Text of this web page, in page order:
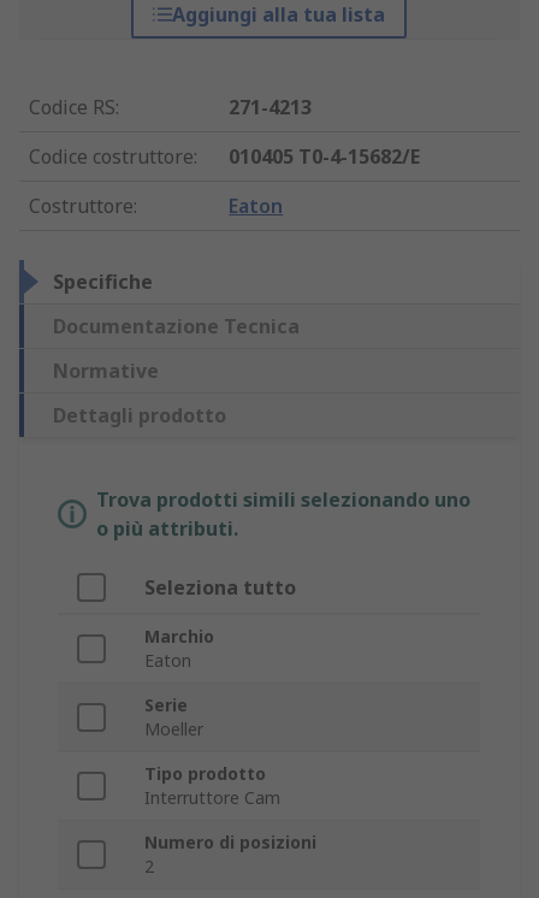
Aggiungi alla tua lista
Codice RS:
271-4213
Codice costruttore:
010405 T0-4-15682/E
Costruttore: Eaton
Specifiche
Documentazione Tecnica
Normative
Dettagli prodotto
Trova prodotti simili selezionando uno
o più attributi.
Seleziona tutto
Marchio
Eaton
Serie
Moeller
Tipo prodotto
Interruttore Cam
Numero di posizioni
2